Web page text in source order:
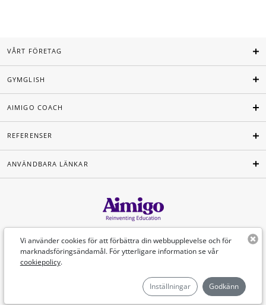
Vi använder cookies för att förbättra din webbupplevelse och för
marknadsföringsändamål. För ytterligare information se vår
cookiepolicy.
Inställningar Godkänn
VÅRT FÖRETAG
GYMGLISH
AIMIGO COACH
REFERENSER
ANVÄNDBARA LÄNKAR
Svenska